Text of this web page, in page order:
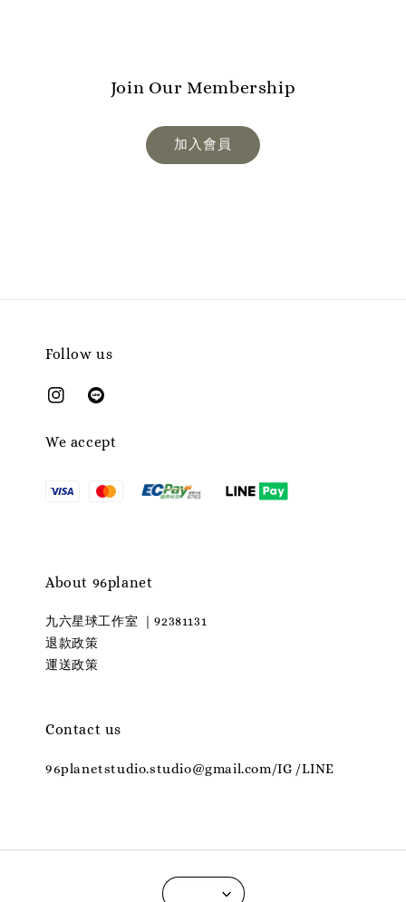
Join Our Membership
加入會員
Follow us
We accept
About 96planet
九六星球工作室 ｜92381131
退款政策
運送政策
Contact us
96planetstudio.studio@gmail.com/IG /LINE